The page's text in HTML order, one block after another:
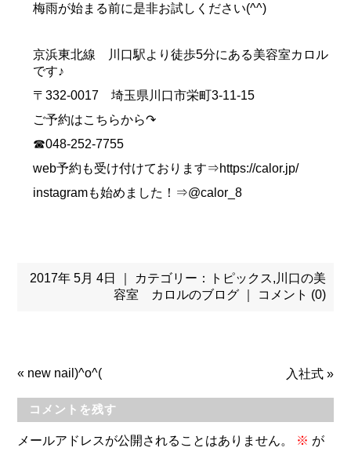
梅雨が始まる前に是非お試しください(^^)
京浜東北線 川口駅より徒歩5分にある美容室カロル
です♪
〒332-0017 埼玉県川口市栄町3-11-15
ご予約はこちらから↷
☎048-252-7755
web予約も受け付けております⇒https://calor.jp/
instagramも始めました！⇒@calor_8
2017年 5月 4日 ｜ カテゴリー： トピックス, 川口の美
容室 カロルのブログ｜ コメント (0)
« new nail)^o^( 入社式»
コメントを残す
メールアドレスが公開されることはありません。 ※ が